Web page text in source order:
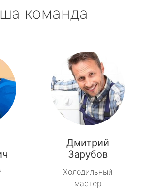
команда
Дмитрий
Зарубов
Холодильный
мастер